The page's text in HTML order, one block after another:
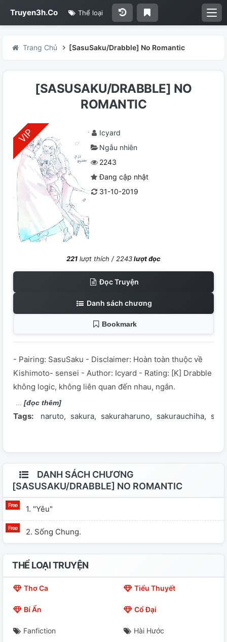
Truyen3h.Co Thể loại
Trang Chủ [SasuSaku/Drabble] No Romantic
[SASUSAKU/DRABBLE] NO
ROMANTIC
Icyard
Ngẫu nhiên
2243
Đang cập nhật
31-10-2019
221 lượt thích /2243lượt đọc
Đọc Truyện
Danh sách chương
Bookmark
- Pairing: SasuSaku - Disclaimer: Hoàn toàn thuộc về
Kishimoto- sensei - Author: Icyard - Rating: [K] Drabble
không logic, không liên quan đến nhau, ngắn.
[đọc thêm]
Tags: naruto sakura sakuraharuno sakurauchiha
DANH SÁCH CHƯƠNG
[SASUSAKU/DRABBLE] NO ROMANTIC
1. "Yêu"
2. Sống Chung.
THỂ LOẠI TRUYỆN
Thơ Ca Tiểu Thuyết
Bí Ẩn Cổ Đại
Fanfiction Hài Hước